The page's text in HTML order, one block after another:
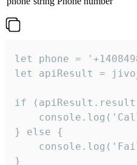
let phone =
let apiResult =
if
} else {
}